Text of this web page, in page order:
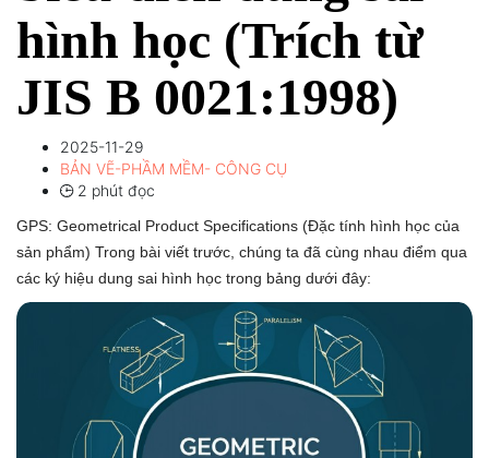
hình học (Trích từ
JIS B 0021:1998)
2025-11-29
BẢN VẼ-PHẦM MỀM- CÔNG CỤ
2 phút đọc
GPS: Geometrical Product Specifications (Đặc tính hình học của
sản phẩm) Trong bài viết trước, chúng ta đã cùng nhau điểm qua
các ký hiệu dung sai hình học trong bảng dưới đây: